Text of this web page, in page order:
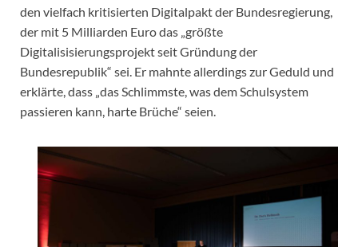
den vielfach kritisierten Digitalpakt der Bundesregierung,
der mit 5 Milliarden Euro das „größte
Digitalisisierungsprojekt seit Gründung der
Bundesrepublik“ sei. Er mahnte allerdings zur Geduld und
erklärte, dass „das Schlimmste, was dem Schulsystem
passieren kann, harte Brüche“ seien.